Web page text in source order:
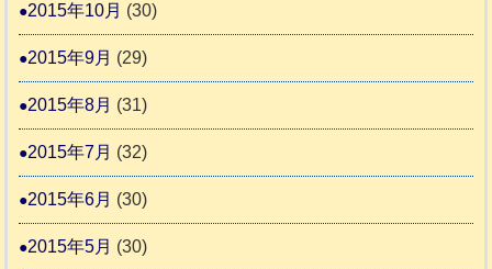
2015年10月 (30)
2015年9月 (29)
2015年8月 (31)
2015年7月 (32)
2015年6月 (30)
2015年5月 (30)